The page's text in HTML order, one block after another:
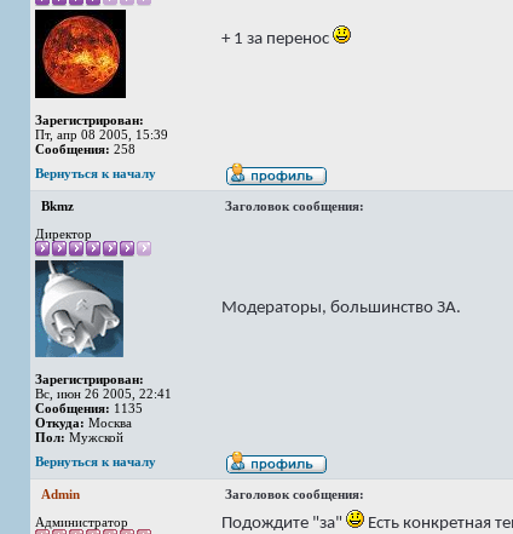
Зарегистрирован:
Пт, апр 08 2005, 15:39
Сообщения: 258
+ 1 за перенос
Вернуться к началу
Bkmz Заголовок сообщения:
Директор
Зарегистрирован:
Вс, июн 26 2005, 22:41
Сообщения: 1135
Откуда: Москва
Пол: Мужской
Модераторы, большинство ЗА.
Вернуться к началу
Admin Заголовок сообщения:
Администратор
Подождите "за" Есть конкретная